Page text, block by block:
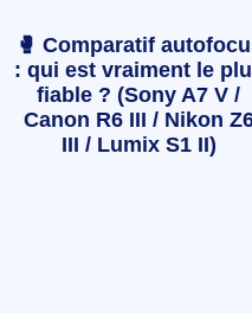
🥊 Comparatif
: qui est vraiment le
fiable ? (Sony A7 V /
Canon R6 III / Nikon
III / Lumix S1 II)